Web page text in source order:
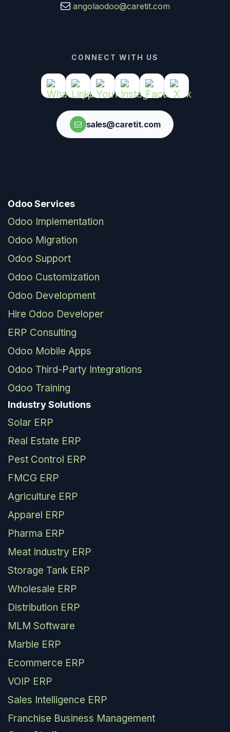
angolaodoo@caretit.com
CONNECT WITH US
sales@caretit.com
Odoo Services
Odoo Implementation
Odoo Migration
Odoo Support
Odoo Customization
Odoo Development
Hire Odoo Developer
ERP Consulting
Odoo Mobile Apps
Odoo Third-Party Integrations
Odoo Training
Industry Solutions
Solar ERP
Real Estate ERP
Pest Control ERP
FMCG ERP
Agriculture ERP
Apparel ERP
Pharma ERP
Meat Industry ERP
Storage Tank ERP
Wholesale ERP
Distribution ERP
MLM Software
Marble ERP
Ecommerce ERP
VOIP ERP
Sales Intelligence ERP
Franchise Business Management